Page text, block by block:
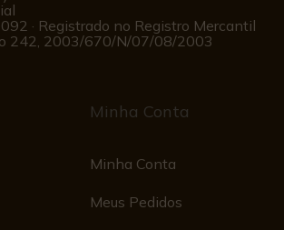
· Registrado no Registro Mercantil
242, 2003/670/N/07/08/2003
Minha Conta
Minha Conta
Meus Pedidos